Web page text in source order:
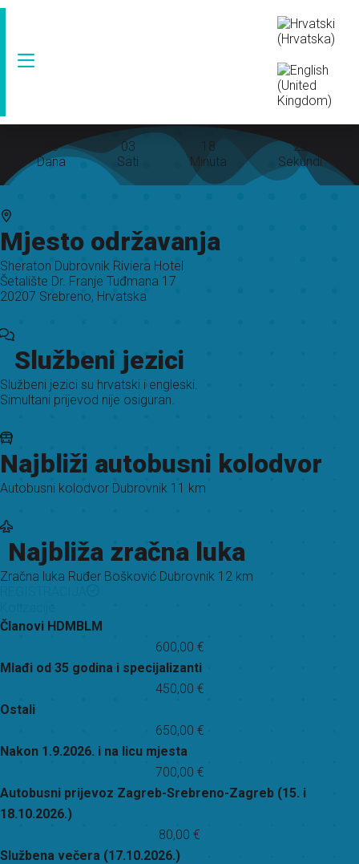
83
Dana
03
Sati
18
Minuta
22
Sekundi
Mjesto održavanja
Sheraton Dubrovnik Riviera Hotel
Šetalište Dr. Franje Tuđmana 17
20207 Srebreno, Hrvatska
Službeni jezici
Službeni jezici su hrvatski i engleski.
Simultani prijevod nije osiguran.
Najbliži autobusni kolodvor
Autobusni kolodvor Dubrovnik 11 km
Najbliža zračna luka
Zračna luka Ruđer Bošković Dubrovnik 12 km
Članovi HDMBLM
600,00 €
Mlađi od 35 godina i specijalizanti
450,00 €
Ostali
650,00 €
Nakon 1.9.2026. i na licu mjesta
700,00 €
Autobusni prijevoz Zagreb-Srebreno-Zagreb (15. i
18.10.2026.)
80,00 €
Službena večera (17.10.2026.)